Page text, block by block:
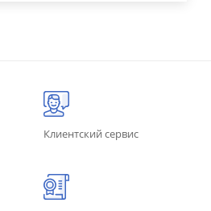
Клиентский сервис